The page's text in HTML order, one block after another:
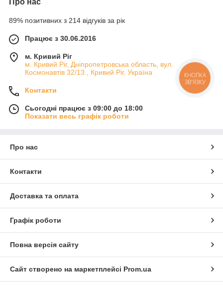
Про нас
89% позитивних з 214 відгуків за рік
Працює з 30.06.2016
м. Кривий Ріг
м. Кривий Ріг, Дніпропетровська область, вул.
Космонавтів 32/13., Кривий Ріг, Україна
Контакти
Сьогодні працює з 09:00 до 18:00
Показати весь графік роботи
Про нас
Контакти
Доставка та оплата
Графік роботи
Повна версія сайту
Сайт створено на маркетплейсі Prom.ua
КНОПКА
ЗВ'ЯЗКУ